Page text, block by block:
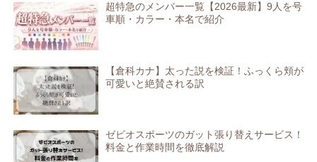
超特急のメンバー一覧【2026最新】9人を号
車順・カラー・本名で紹介
【倉科カナ】太った説を検証！ふっくら頬が
可愛いと絶賛される訳
ゼビオスポーツのガット張り替えサービス！
料金と作業時間を徹底解説